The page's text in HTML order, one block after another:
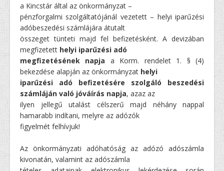
a Kincstár által az önkormányzat –
pénzforgalmi szolgáltatójánál vezetett – helyi iparűzési
adóbeszedési számlájára átutalt
összeget tünteti majd fel befizetésként. A devizában
megfizetett helyi iparűzési adó
megfizetésének napja a Korm. rendelet 1. § (4)
bekezdése alapján az önkormányzat helyi
iparűzési adó befizetésére szolgáló beszedési
számláján való jóváírás napja, azaz az
ilyen jellegű utalást célszerű majd néhány nappal
hamarabb indítani, melyre az adózók
figyelmét felhívjuk!
Az önkormányzati adóhatóság az adózó adószámla
kivonatán, valamint az adószámla